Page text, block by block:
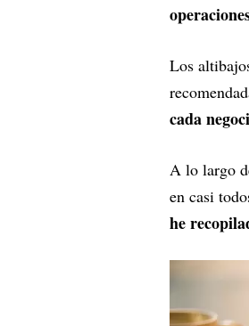
Los
cada
A lo largo
en casi
he